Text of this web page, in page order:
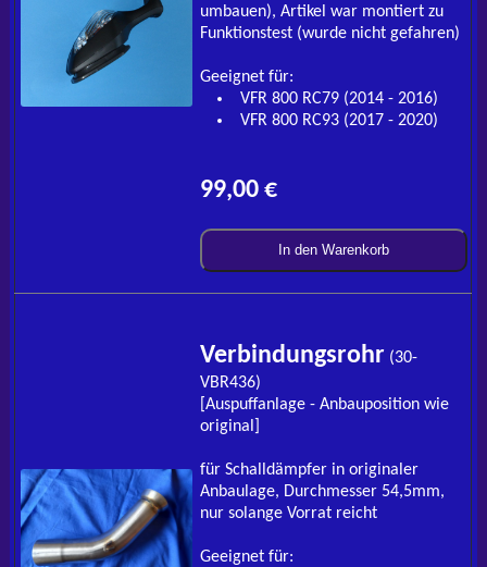
umbauen), Artikel war montiert zu
Funktionstest (wurde nicht gefahren)
Geeignet für:
VFR 800 RC79 (2014 - 2016)
VFR 800 RC93 (2017 - 2020)
99,00 €
In den Warenkorb
Verbindungsrohr (30-
VBR436)
[Auspuffanlage - Anbauposition wie
original]
für Schalldämpfer in originaler
Anbaulage, Durchmesser 54,5mm,
nur solange Vorrat reicht
Geeignet für: